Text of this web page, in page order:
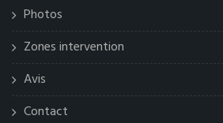
Photos
Zones intervention
Avis
Contact